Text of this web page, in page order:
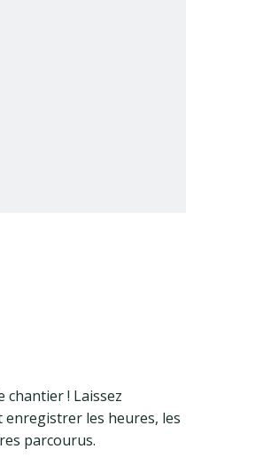
chantier ! Laissez
les heures, les
parcourus.